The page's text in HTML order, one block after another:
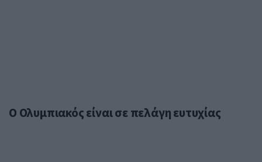
Ο Ολυμπιακός είναι σε πελάγη ευτυχίας